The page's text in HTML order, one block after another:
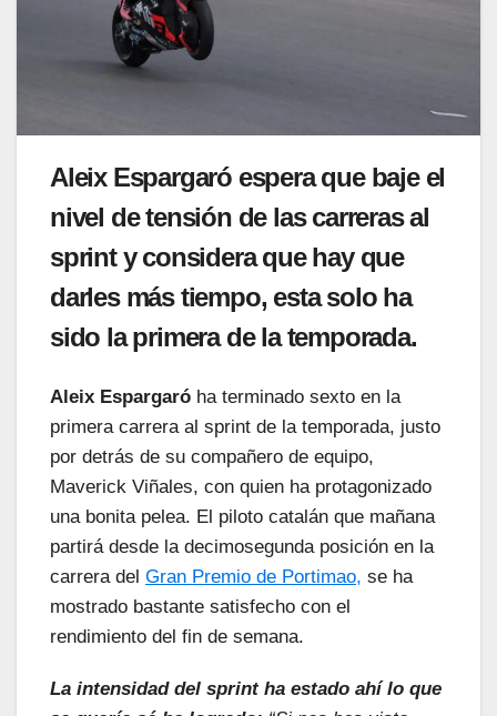
Aleix Espargaró espera que baje el
nivel de tensión de las carreras al
sprint y considera que hay que
darles más tiempo, esta solo ha
sido la primera de la temporada.
Aleix Espargaró ha terminado sexto en la
primera carrera al sprint de la temporada, justo
por detrás de su compañero de equipo,
Maverick Viñales, con quien ha protagonizado
una bonita pelea. El piloto catalán que mañana
partirá desde la decimosegunda posición en la
carrera del Gran Premio de Portimao, se ha
mostrado bastante satisfecho con el
rendimiento del fin de semana.
La intensidad del sprint ha estado ahí lo que